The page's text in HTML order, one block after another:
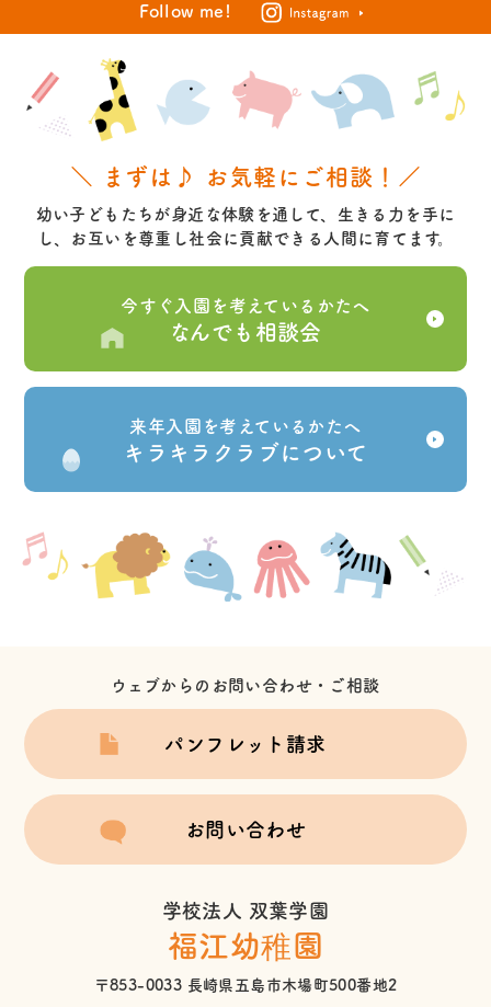
Follow me!
＼ まずは♪ お気軽にご相談！／
幼い子どもたちが身近な体験を通して、生きる力を手に
し、お互いを尊重し社会に貢献できる人間に育てます。
今すぐ入園を考えているかたへ
なんでも相談会
来年入園を考えているかたへ
キラキラクラブについて
ウェブからのお問い合わせ・ご相談
パンフレット請求
お問い合わせ
学校法人 双葉学園
福江幼稚園
〒853-0033 長崎県五島市木場町500番地2